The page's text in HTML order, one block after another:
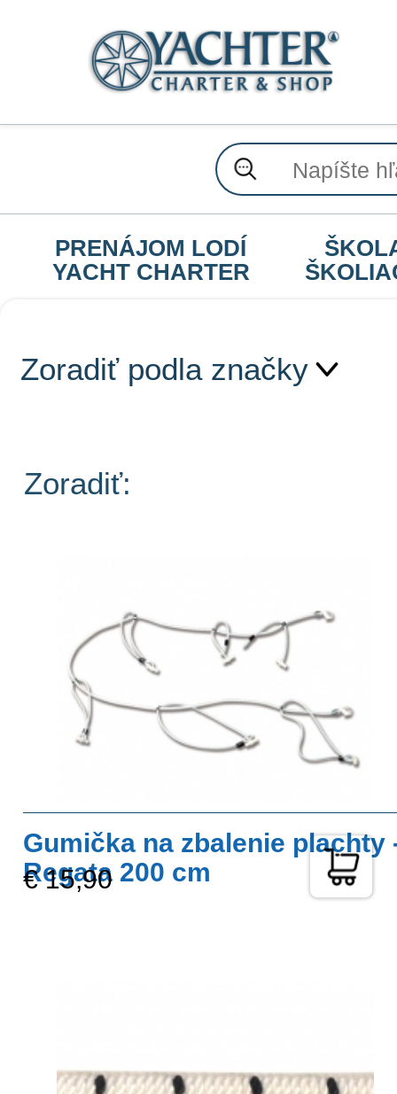
PRENÁJOM LODÍ
YACHT CHARTER
Zoradiť podla značky
Zoradiť:
Gumička na zbalenie plachty
Regata 200 cm
€ 15,90